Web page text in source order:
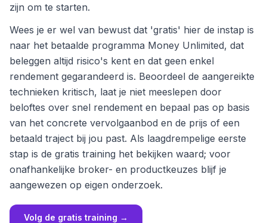
zijn om te starten.
Wees je er wel van bewust dat 'gratis' hier de instap is
naar het betaalde programma Money Unlimited, dat
beleggen altijd risico's kent en dat geen enkel
rendement gegarandeerd is. Beoordeel de aangereikte
technieken kritisch, laat je niet meeslepen door
beloftes over snel rendement en bepaal pas op basis
van het concrete vervolgaanbod en de prijs of een
betaald traject bij jou past. Als laagdrempelige eerste
stap is de gratis training het bekijken waard; voor
onafhankelijke broker- en productkeuzes blijf je
aangewezen op eigen onderzoek.
Volg de gratis training →